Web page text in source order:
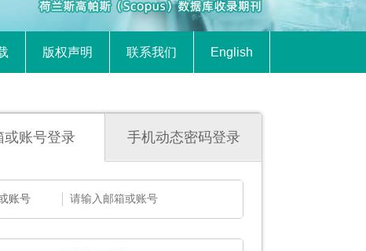
版权声明 联系我们 English
或账号登录 手机动态密码登录
账号